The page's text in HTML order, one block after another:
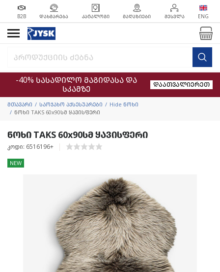
B2B ᲓᲐᲮᲛᲐᲠᲔᲑᲐ ᲙᲐᲢᲐᲚᲝᲒᲘ ᲛᲐᲦᲐᲖᲘᲔᲑᲘ ᲨᲔᲡᲕᲚᲐ ENG
-40% სასადილო მაგიდასა და
სკამზე
დაათვალიერეთ
მთავარი საოჯახო აქსესუარები
Hide ნოხი
ნოხი TAKS 60x90სმ ყავისფერი
ნოხი TAKS 60x90სმ ყავისფერი
კოდი: 6516196+
NEW